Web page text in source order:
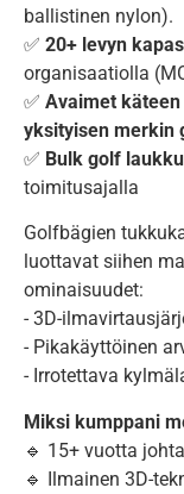
ballistinen nylon).
✅ 20+ levyn
organisaatiolla
✅ Avaimet
yksityisen merkin
✅ Bulk golf
toimitusajalla
Golfbägien
luottavat siihen
ominaisuudet:
- 3D-
- Pikakäyttöinen
- Irrotettava
Miksi kumppani
🔹 15+ vuotta
🔹 Ilmainen 3D-